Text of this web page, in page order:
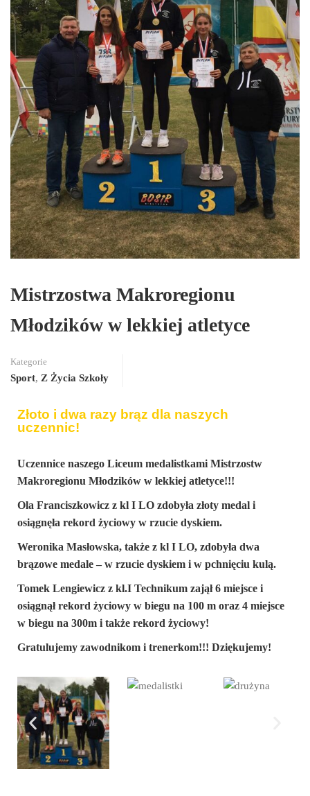
Mistrzostwa Makroregionu
Młodzików w lekkiej atletyce
Kategorie
Sport, Z Życia Szkoły
Złoto i dwa razy brąz dla naszych
uczennic!
Uczennice naszego Liceum medalistkami Mistrzostw
Makroregionu Młodzików w lekkiej atletyce!!!
Ola Franciszkowicz z kl I LO zdobyła złoty medal i
osiągnęła rekord życiowy w rzucie dyskiem.
Weronika Masłowska, także z kl I LO, zdobyła dwa
brązowe medale – w rzucie dyskiem i w pchnięciu kulą.
Tomek Lengiewicz z kl.I Technikum zajął 6 miejsce i
osiągnął rekord życiowy w biegu na 100 m oraz 4 miejsce
w biegu na 300m i także rekord życiowy!
Gratulujemy zawodnikom i trenerkom!!! Dziękujemy!